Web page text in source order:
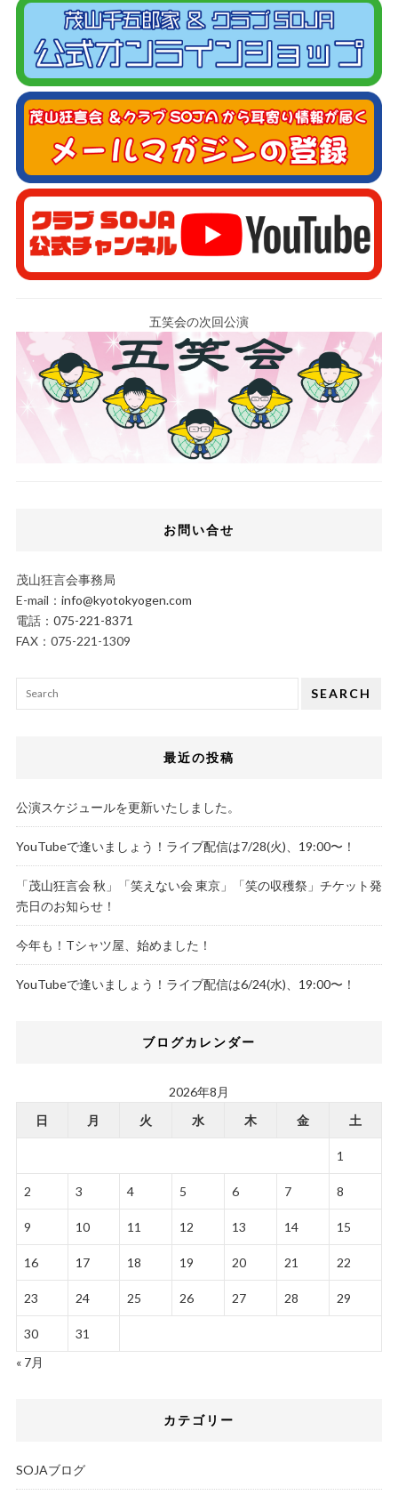
五笑会の次回公演
お問い合せ
茂山狂言会事務局
E-mail： info@kyotokyogen.com
電話： 075-221-8371
FAX：075-221-1309
SEARCH
最近の投稿
公演スケジュールを更新いたしました。
YouTubeで逢いましょう！ライブ配信は7/28(火)、19:00〜！
「茂山狂言会 秋」「笑えない会 東京」「笑の収穫祭」チケット発
売日のお知らせ！
今年も！Tシャツ屋、始めました！
YouTubeで逢いましょう！ライブ配信は6/24(水)、19:00〜！
ブログカレンダー
2026年8月
日
月 火 水 木 金 土
1
2 3 4 5 6 7 8
9 10 11 12 13 14 15
16 17 18 19 20 21 22
23 24 25 26 27 28 29
30
31
« 7月
カテゴリー
SOJAブログ